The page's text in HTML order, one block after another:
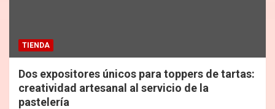
TIENDA
Dos expositores únicos para toppers de tartas:
creatividad artesanal al servicio de la
pastelería